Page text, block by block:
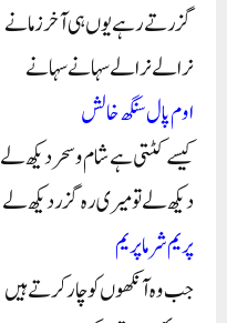
گزرتے رہے یوں ہی آخر زمانے
نرالے نرالے سہانے سہانے
اوم پال سنگھ خالش
کیسے کٹتی ہے شام وسحر دیکھ لے
دیکھ لے تو میری رہ گزر دیکھ لے
پریم شرما پریم
جب وہ آنکھوں کو چار کرتے ہیں